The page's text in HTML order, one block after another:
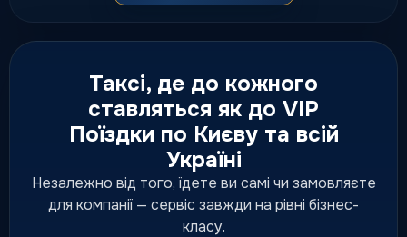
сімей, трансферів та подій.
Преміум таксі
Підвищений рівень сервісу,
статусна подача та комфортні
ділові маршрути.
підвищений рівень сервісу
Таксі, де до кожного
ставляться як до VIP
Поїздки по Києву та всій
Україні
Незалежно від того, їдете ви самі чи замовляєте
для компанії — сервіс завжди на рівні бізнес-
класу.